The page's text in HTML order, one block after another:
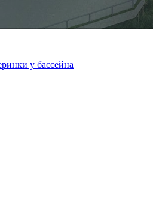
у бассейна